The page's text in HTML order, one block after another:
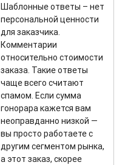
Шаблонные ответы – нет
персональной ценности
для заказчика.
Комментарии
относительно стоимости
заказа. Такие ответы
чаще всего считают
спамом. Если сумма
гонорара кажется вам
неоправданно низкой —
вы просто работаете с
другим сегментом рынка,
а этот заказ, скорее